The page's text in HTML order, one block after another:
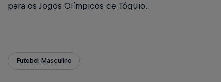
para os Jogos Olímpicos de Tóquio.
Futebol Masculino